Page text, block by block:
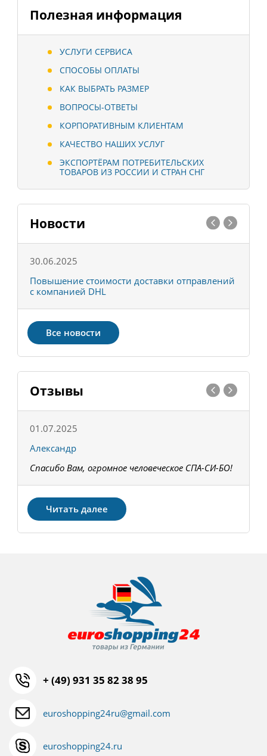
Полезная информация
УСЛУГИ СЕРВИСА
СПОСОБЫ ОПЛАТЫ
КАК ВЫБРАТЬ РАЗМЕР
ВОПРОСЫ-ОТВЕТЫ
КОРПОРАТИВНЫМ КЛИЕНТАМ
КАЧЕСТВО НАШИХ УСЛУГ
ЭКСПОРТЁРАМ ПОТРЕБИТЕЛЬСКИХ
ТОВАРОВ ИЗ РОССИИ И СТРАН СНГ
Новости
30.06.2025
Повышение стоимости доставки отправлений
с компанией DHL
Все новости
Отзывы
01.07.2025
Александр
Спасибо Вам, огромное человеческое СПА-СИ-БО!
Читать далее
+ (49) 931 35 82 38 95
euroshopping24ru@gmail.com
euroshopping24.ru